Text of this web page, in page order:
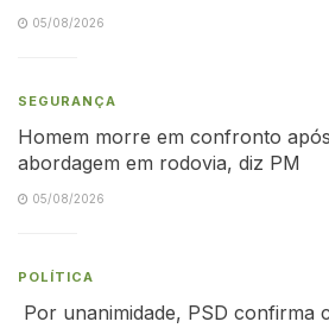
05/08/2026
SEGURANÇA
Homem morre em confronto
abordagem em rodovia, diz PM
05/08/2026
POLÍTICA
Por unanimidade, PSD confirma